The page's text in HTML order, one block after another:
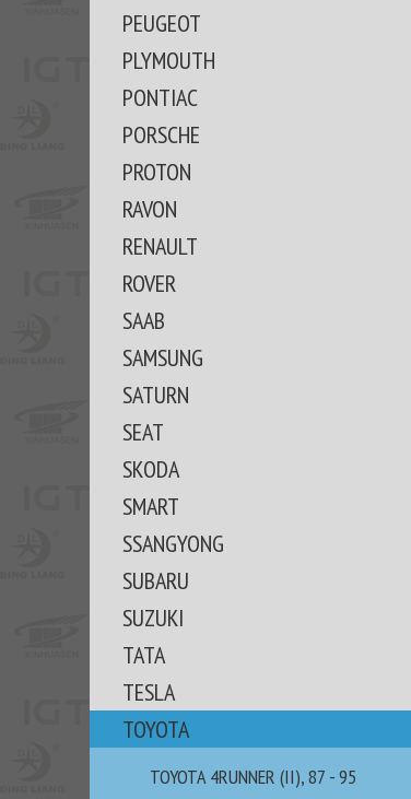
PEUGEOT
PLYMOUTH
PONTIAC
PORSCHE
PROTON
RAVON
RENAULT
ROVER
SAAB
SAMSUNG
SATURN
SEAT
SKODA
SMART
SSANGYONG
SUBARU
SUZUKI
TATA
TESLA
TOYOTA
TOYOTA 4RUNNER (II), 87 - 95